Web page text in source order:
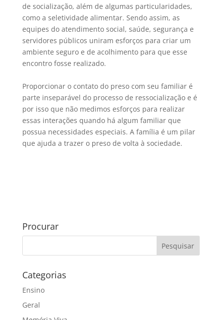
de socialização, além de algumas particularidades,
como a seletividade alimentar. Sendo assim, as
equipes do atendimento social, saúde, segurança e
servidores públicos uniram esforços para criar um
ambiente seguro e de acolhimento para que esse
encontro fosse realizado.
Proporcionar o contato do preso com seu familiar é
parte inseparável do processo de ressocialização e é
por isso que não medimos esforços para realizar
essas interações quando há algum familiar que
possua necessidades especiais. A família é um pilar
que ajuda a trazer o preso de volta à sociedade.
Procurar
Categorias
Ensino
Geral